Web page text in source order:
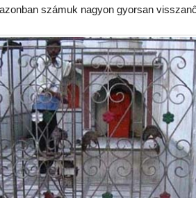
számuk nagyon gyorsan